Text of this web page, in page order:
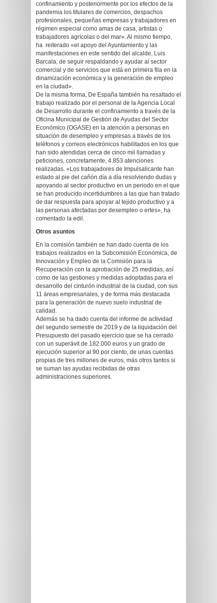
confinamiento y posteriormente por los efectos de la
pandemia los titulares de comercios, despachos
profesionales, pequeñas empresas y trabajadores en
régimen especial como amas de casa, artistas o
trabajadores agrícolas o del mar». Al mismo tiempo,
ha reiterado «el apoyo del Ayuntamiento y las
manifestaciones en este sentido del alcalde, Luis
Barcala, de seguir respaldando y ayudar al sector
comercial y de servicios que está en primera fila en la
dinamización económica y la generación de empleo
en la ciudad».
De la misma forma, De España también ha resaltado el
trabajo realizado por el personal de la Agencia Local
de Desarrollo durante el confinamiento a través de la
Oficina Municipal de Gestión de Ayudas del Sector
Económico (OGASE) en la atención a personas en
situación de desempleo y empresas a través de los
teléfonos y correos electrónicos habilitados en los que
han sido atendidas cerca de cinco mil llamadas y
peticiones, concretamente, 4.853 atenciones
realizadas. «Los trabajadores de Impulsalicante han
estado al pie del cañón día a día resolviendo dudas y
apoyando al sector productivo en un periodo en el que
se han producido incertidumbres a las que han tratado
de dar respuesta para apoyar al tejido productivo y a
las personas afectadas por desempleo o ertes», ha
comentado la edil.
Otros asuntos
En la comisión también se han dado cuenta de los
trabajos realizados en la Subcomisión Económica, de
Innovación y Empleo de la Comisión para la
Recuperación con la aprobación de 25 medidas, así
como de las gestiones y medidas adoptadas para el
desarrollo del cinturón industrial de la ciudad, con sus
11 áreas empresariales, y de forma más destacada
para la generación de nuevo suelo industrial de
calidad.
Además se ha dado cuenta del informe de actividad
del segundo semestre de 2019 y de la liquidación del
Presupuesto del pasado ejercicio que se ha cerrado
con un superávit de 182.000 euros y un grado de
ejecución superior al 90 por ciento, de unas cuentas
propias de tres millones de euros, más otros tantos si
se suman las ayudas recibidas de otras
administraciones superiores.